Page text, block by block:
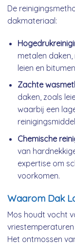
De
dakmateriaal:
metalen
leien en
Zachte
daken, zoals
waarbij een
Chemische
van
expertise om
voorkomen.
Waarom Dak
Mos houdt vocht
Het ontmossen